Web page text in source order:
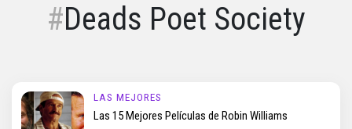
Deads Poet Society
LAS MEJORES
Las 15 Mejores Películas de Robin Williams